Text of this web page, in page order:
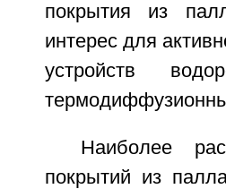
покрытия из
интерес для
устройств
Наиболее
покрытий из